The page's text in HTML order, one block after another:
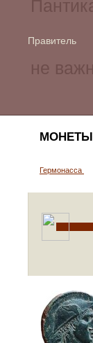
Правитель
Гермонасса